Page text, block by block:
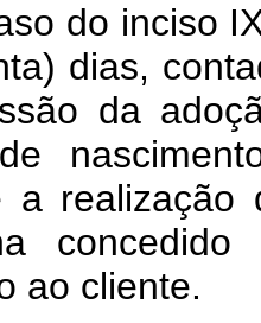
do inciso
dias,
da
a
ao cliente.